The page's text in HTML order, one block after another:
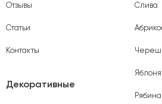
Отзывы
Статьи
Контакты
Слива
Яблоня
Рябина
Декоративные